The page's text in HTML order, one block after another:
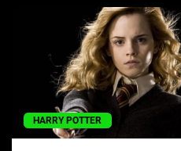
HARRY POTTER